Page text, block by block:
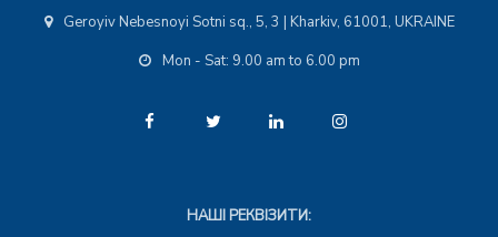
Geroyiv Nebesnoyi Sotni sq., 5, 3 | Kharkiv, 61001, UKRAINE
Mon - Sat: 9.00 am to 6.00 pm
НАШІ РЕКВІЗИТИ: